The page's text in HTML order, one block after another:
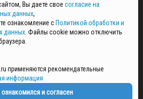
И ЗАЩИТЫ ПЕРСОНАЛЬНЫХ ДАННЫХ
Вы даете свое согласие на
данных,
ознакомление с Политикой обработки и
данных . Файлы cookie можно отключить
применяются рекомендательные
информация
ознакомился и согласен